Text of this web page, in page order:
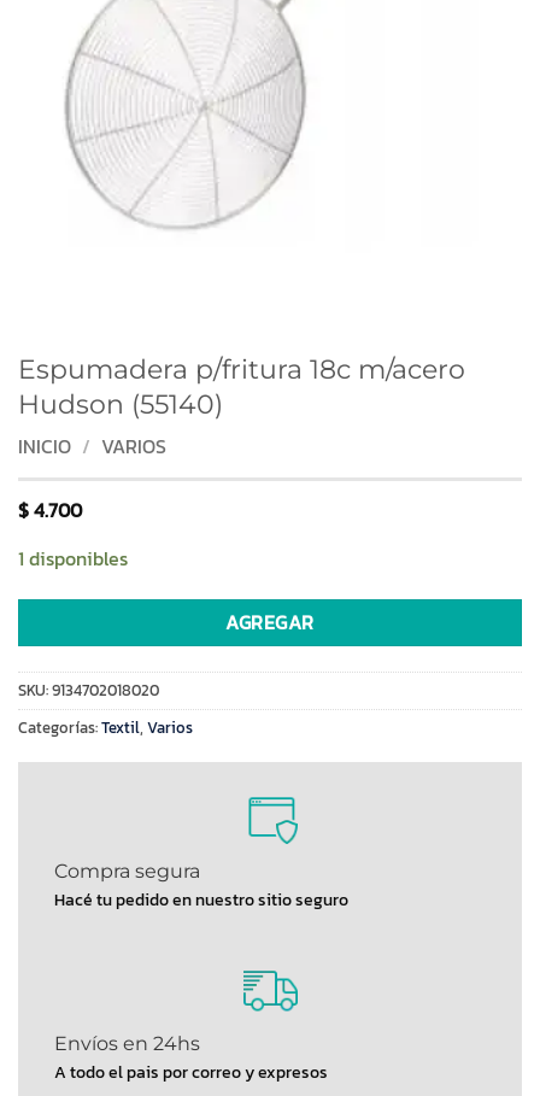
Espumadera p/fritura 18c m/acero
Hudson (55140)
INICIO / VARIOS
$4.700
1 disponibles
AGREGAR
SKU:9134702018020
Categorías:Textil, Varios
Compra segura
Hacé tu pedido en nuestro sitio seguro
Envíos en 24hs
A todo el pais por correo y expresos